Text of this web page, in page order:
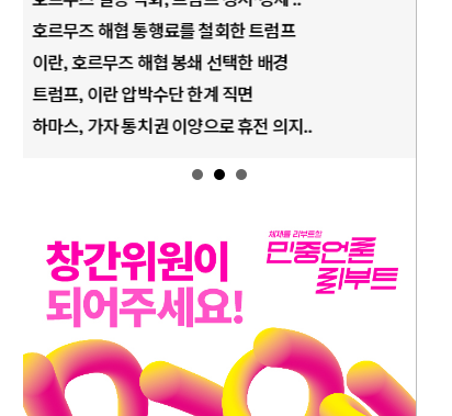
AI 국부펀드 구상 놓고 미국 진보진영 ..
AI 데이터센터 반대 투쟁은 새로운 글로..
AI의 숨은 환경 비용: 데이터센터 확산..
AI는 어떻게 미국 민주주의를 잠식하고 ..